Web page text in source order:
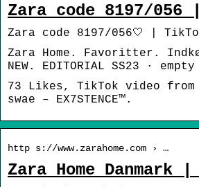
Zara code 8197/056
Zara code 8197/056🤍 |
Zara Home. Favoritter.
NEW. EDITORIAL SS23 · empty
73 Likes, TikTok video
swae – EX7STENCE™.
http s://www.zarahome.com › …
Zara Home